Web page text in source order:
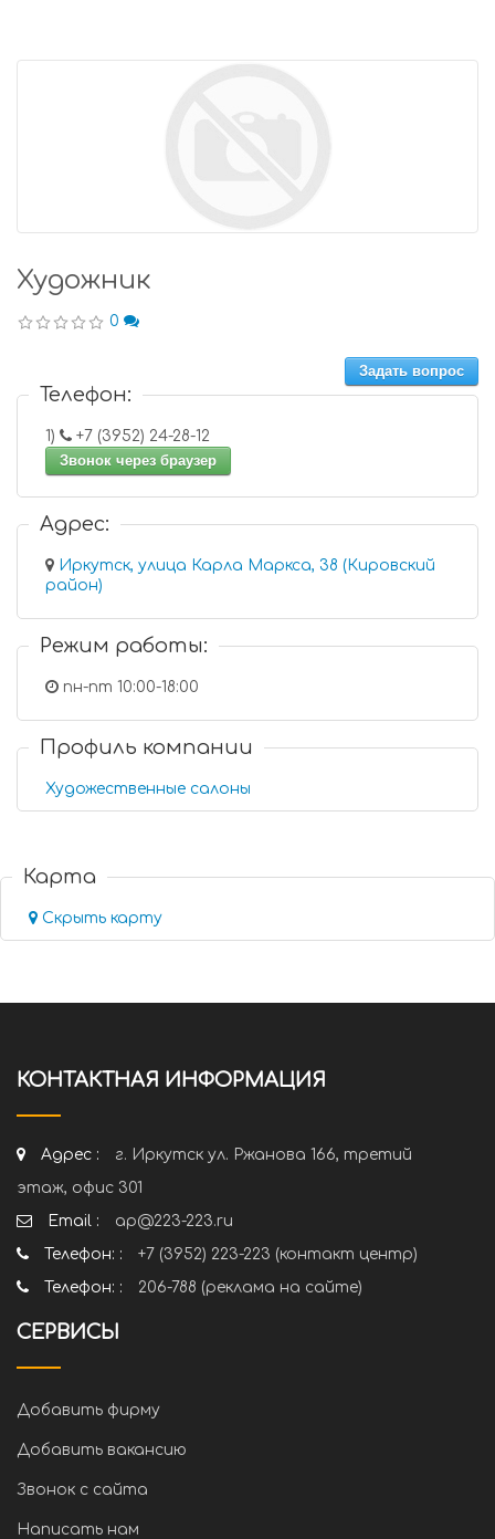
Художник
0
Задать вопрос
Телефон:
1)
+7 (3952) 24-28-12
Звонок через браузер
Адрес:
Иркутск, улица Карла Маркса, 38 (Кировский
район)
Режим работы:
пн-пт 10:00-18:00
Профиль компании
Художественные салоны
Карта
Скрыть карту
КОНТАКТНАЯ ИНФОРМАЦИЯ
Адрес :
г. Иркутск ул. Ржанова 166, третий
этаж, офис 301
Email :
ap@223-223.ru
Телефон: :
+7 (3952) 223-223 (контакт центр)
Телефон: :
206-788 (реклама на сайте)
СЕРВИСЫ
Добавить фирму
Добавить вакансию
Звонок с сайта
Написать нам